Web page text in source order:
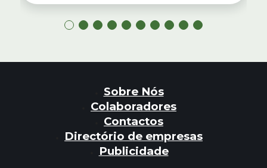
Sobre Nós
Colaboradores
Contactos
Directório de empresas
Publicidade